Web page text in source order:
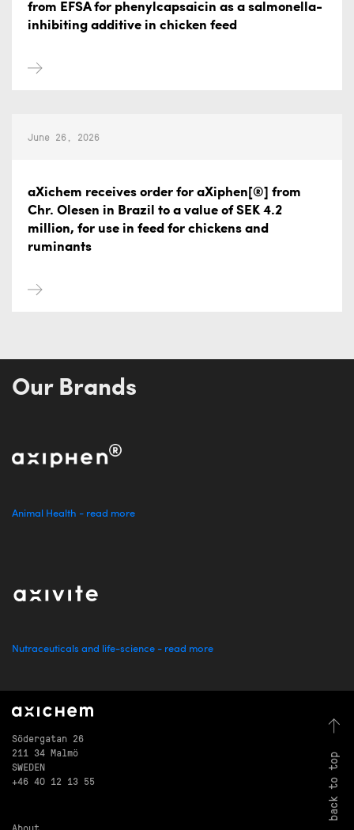
from EFSA for phenylcapsaicin as a salmonella-
inhibiting additive in chicken feed
June 26, 2026
aXichem receives order for aXiphen[®] from
Chr. Olesen in Brazil to a value of SEK 4.2
million, for use in feed for chickens and
ruminants
Our Brands
Animal Health - read more
Nutraceuticals and life-science - read more
back to top
Södergatan 26
211 34 Malmö
SWEDEN
+46 40 12 13 55
About